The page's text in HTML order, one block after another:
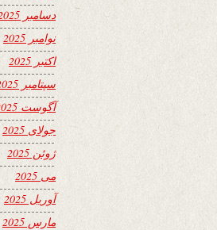
دسامبر 2025
نوامبر 2025
اکتبر 2025
سپتامبر 2025
آگوست 2025
جولای 2025
ژوئن 2025
می 2025
آوریل 2025
مارس 2025